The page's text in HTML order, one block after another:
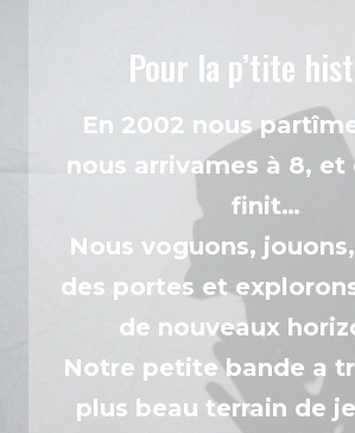
Pour la p’tite
En 2002 nous
nous arrivames à 8, et
finit…
Nous voguons,
des portes et
de nouveaux
Notre petite bande a
plus beau terrain de